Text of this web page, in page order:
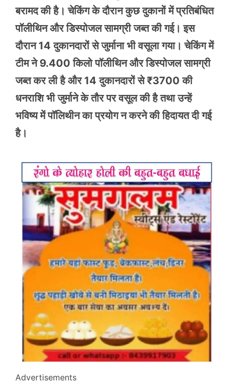
बरामद की है। चेकिंग के दौरान कुछ दुकानों में प्रतिबंधित
पॉलीथिन और डिस्पोजल सामग्री जब्त की गई। इस
दौरान 14 दुकानदारों से जुर्माना भी वसूला गया। चेकिंग में
टीम ने 9.400 किलो पॉलीथिन और डिस्पोजल सामग्री
जब्त कर ली है और 14 दुकानदारों से ₹3700 की
धनराशि भी जुर्माने के तौर पर वसूल की है तथा उन्हें
भविष्य में पॉलिथीन का प्रयोग न करने की हिदायत दी गई
है।
Advertisements